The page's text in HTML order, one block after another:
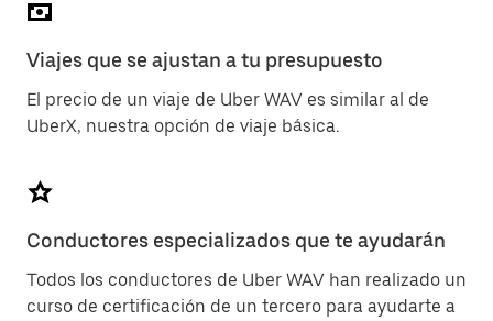
Viajes que se ajustan a tu presupuesto
El precio de un viaje de Uber WAV es similar al de
UberX, nuestra opción de viaje básica.
Conductores especializados que te ayudarán
Todos los conductores de Uber WAV han realizado un
curso de certificación de un tercero para ayudarte a